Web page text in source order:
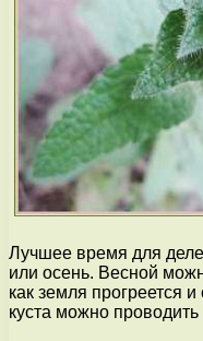
Лучшее время для
или осень. Весной
как земля прогреется
куста можно